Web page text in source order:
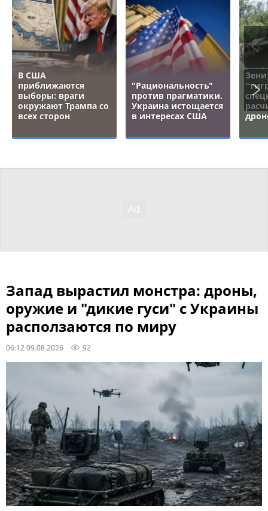
В США
приближаются
выборы: враги
окружают Трампа со
всех сторон
"Рациональность"
против прагматики.
Украина истощается
в интересах США
Запад вырастил монстра: дроны,
оружие и "дикие гуси" с Украины
расползаются по миру
06:12 09.08.2026 92